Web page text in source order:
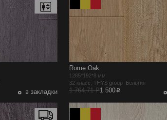
в закладки
Rome Oak
1285*192*8 мм
32 класс, THYS group Бельгия
1 764.71 Р1 500p